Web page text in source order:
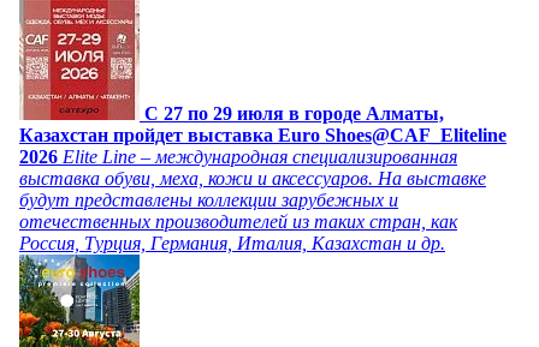
C 27 по 29 июля в городе Алматы,
Казахстан пройдет выставка Euro Shoes@CAF_Eliteline
2026 Elite Line – международная специализированная
выставка обуви, меха, кожи и аксессуаров. На выставке
будут представлены коллекции зарубежных и
отечественных производителей из таких стран, как
Россия, Турция, Германия, Италия, Казахстан и др.